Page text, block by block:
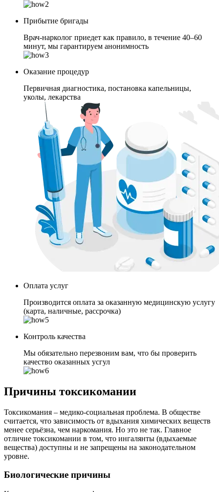
Прибытие бригады
Врач-нарколог приедет как правило, в течение 40–60
минут, мы гарантируем анонимность
Оказание процедур
Первичная диагностика, постановка капельницы,
уколы, лекарства
Оплата услуг
Производится оплата за оказанную медицинскую услугу
(карта, наличные, рассрочка)
Контроль качества
Мы обязательно перезвоним вам, что бы проверить
качество оказанных усгул
Причины токсикомании
Токсикомания – медико-социальная проблема. В обществе
считается, что зависимость от вдыхания химических веществ
менее серьёзна, чем наркомания. Но это не так. Главное
отличие токсикомании в том, что ингалянты (вдыхаемые
вещества) доступны и не запрещены на законодательном
уровне.
Биологические причины